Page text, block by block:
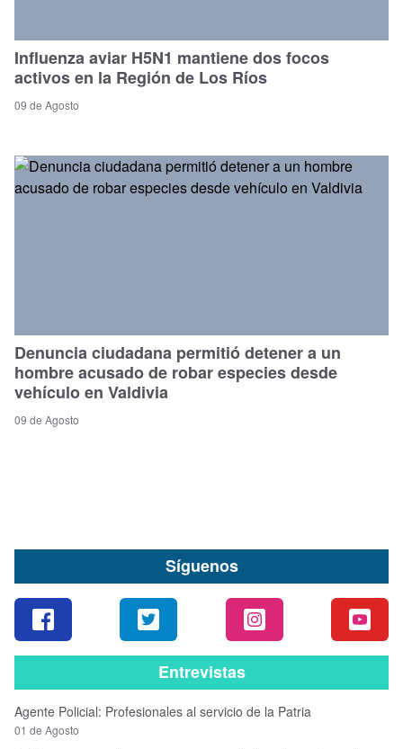
Influenza aviar H5N1 mantiene dos focos
activos en la Región de Los Ríos
09 de Agosto
Denuncia ciudadana permitió detener a un
hombre acusado de robar especies desde
vehículo en Valdivia
09 de Agosto
Síguenos
Entrevistas
Agente Policial: Profesionales al servicio de la Patria
01 de Agosto